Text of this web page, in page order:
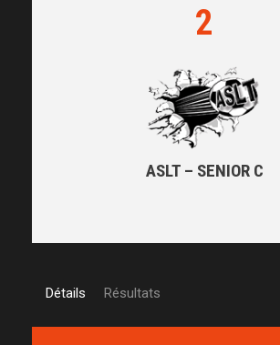
2
ASLT – SENIOR C
Détails Résultats